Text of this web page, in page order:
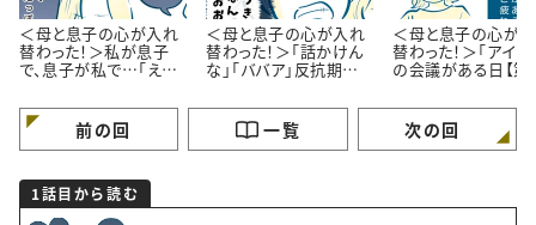
＜母と息子の心が入れ
替わった！＞私が息子
で、息子が私で…「ええ
が】
＜母と息子の心が入れ
替わった！＞「話かけん
な」「ババア」反抗期
まんが】
＜母と息子の心が
替わった！＞「アイツ
の会議がある日【第
前の回 一覧 次の回
1話目から読む